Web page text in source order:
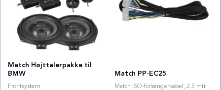
Match Højttalerpakke til
BMW
Frontsystem
Match PP-EC25
Match ISO-forlængerkabel, 2.5 mtr